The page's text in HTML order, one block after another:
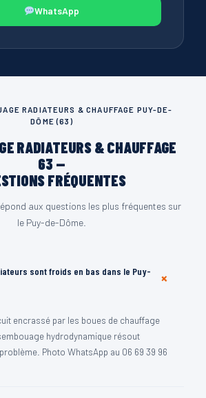
WhatsApp
RADIATEURS & CHAUFFAGE PUY-DE-
DÔME (63)
RADIATEURS & CHAUFFAGE
63 —
FRÉQUENTES
aux questions les plus fréquentes sur
le Puy-de-Dôme.
sont froids en bas dans le Puy-
+
encrassé par les boues de chauffage
hydrodynamique résout
Photo WhatsApp au 06 69 39 96